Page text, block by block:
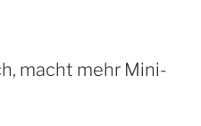
macht mehr Mini-